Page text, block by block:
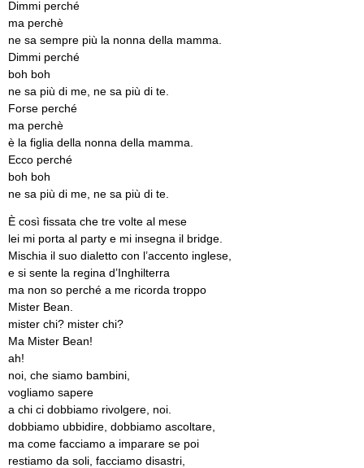
Dimmi perché
ma perchè
ne sa sempre più la nonna della mamma.
Dimmi perché
boh boh
ne sa più di me, ne sa più di te.
Forse perché
ma perchè
è la figlia della nonna della mamma.
Ecco perché
boh boh
ne sa più di me, ne sa più di te.
È così fissata che tre volte al mese
lei mi porta al party e mi insegna il bridge.
Mischia il suo dialetto con l’accento inglese,
e si sente la regina d’Inghilterra
ma non so perché a me ricorda troppo
Mister Bean.
mister chi? mister chi?
Ma Mister Bean!
ah!
noi, che siamo bambini,
vogliamo sapere
a chi ci dobbiamo rivolgere, noi.
dobbiamo ubbidire, dobbiamo ascoltare,
ma come facciamo a imparare se poi
restiamo da soli, facciamo disastri,